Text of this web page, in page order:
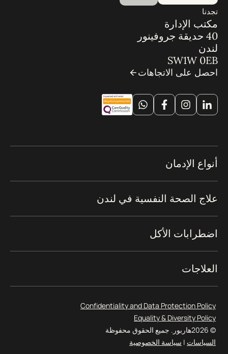
تجدنا
مكتب الإدارة
40 حديقة جروفينور
لندن
SW1W 0EB
احصل على الاتجاهات
أنواع الإدمان
علاج الصحة النفسية في لندن
اضطرابات الأكل
العلاجات
Confidentiality and Data Protection Policy
Equality & Diversity Policy
© 2026
هاربور. جميع الحقوق محفوظة
السياسات | سياسة الخصوصية